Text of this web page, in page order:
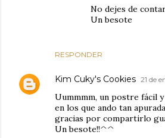
RESPONDER
No dejes de
Un besote
Kim Cuky's Cookies 21 de
Uummmm, un postre fácil
en los que ando tan
gracias por compartirlo
Un besote!!^^